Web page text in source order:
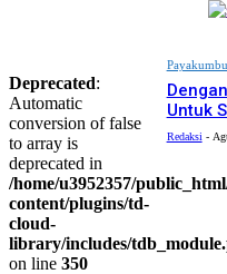
Deprecated:
Automatic
conversion of false
to array is
deprecated in
/home/u3952357/
content/plugins/td-
cloud-
library/includes/
on line 350
Untuk
Redaksi -